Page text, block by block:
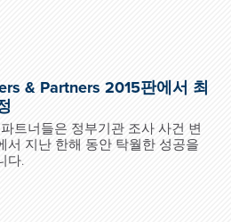
& Partners 2015판에서 최
트너들은 정부기관 조사 사건 변
서 지난 한해 동안 탁월한 성공을
다.